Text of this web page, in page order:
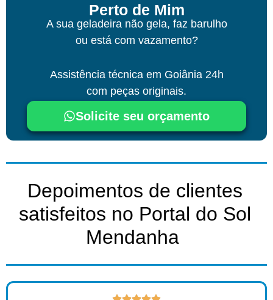
Perto de Mim
A sua geladeira não gela, faz barulho
ou está com vazamento?
Assistência técnica em Goiânia24h
com peças originais.
Solicite seu orçamento
Depoimentos de clientes
satisfeitos no Portal do Sol
Mendanha ​